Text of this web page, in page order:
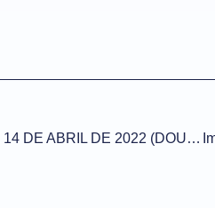
DECRETO Nº 11.047, DE 14 DE ABRIL DE 2022 (DOU de 14/04/2022)